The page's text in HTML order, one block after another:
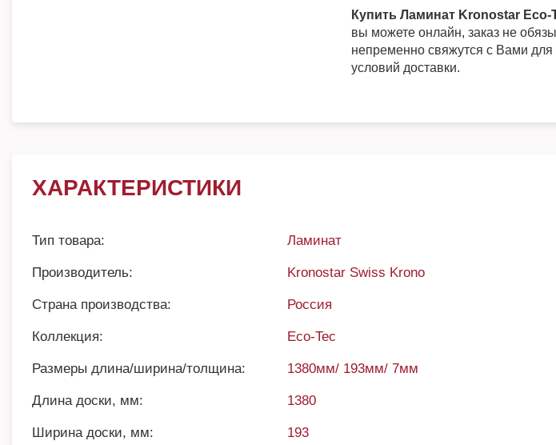
Купить Ламинат Kronostar
вы можете онлайн, заказ не
непременно свяжутся с Вами для
условий доставки.
ХАРАКТЕРИСТИКИ
Тип товара: Ламинат
Производитель: Kronostar Swiss Krono
Страна производства: Россия
Коллекция: Eco-Tec
Размеры длина/ширина/толщина: 1380мм/ 193мм/ 7мм
Длина доски, мм: 1380
Ширина доски, мм: 193